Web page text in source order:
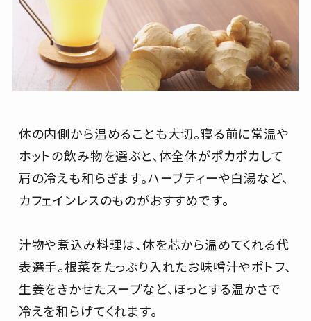
体の内側から温めることも大切。寝る前に常温や
ホットの飲み物を選ぶと、体全体がポカポカして
肩の冷えも和らぎます。ハーブティーや白湯など、
カフェインレスのものがおすすめです。
汁物や煮込み料理は、体を芯から温めてくれる代
表選手。根菜をたっぷり入れたお味噌汁やポトフ、
生姜をきかせたスープなど、ほっとする温かさで
冷えを和らげてくれます。